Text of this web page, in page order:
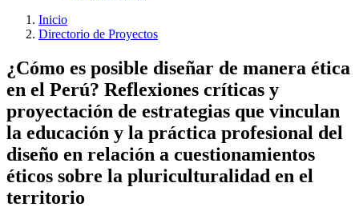
Inicio
Directorio de Proyectos
¿Cómo es posible diseñar de manera ética
en el Perú? Reflexiones críticas y
proyectación de estrategias que vinculan
la educación y la práctica profesional del
diseño en relación a cuestionamientos
éticos sobre la pluriculturalidad en el
territorio